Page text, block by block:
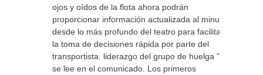
ojos y oídos de la flota ahora podrán
proporcionar información actualizada al minuto
desde lo más profundo del teatro para facilitar
la toma de decisiones rápida por parte del
transportista. liderazgo del grupo de huelga ”,
se lee en el comunicado. Los primeros